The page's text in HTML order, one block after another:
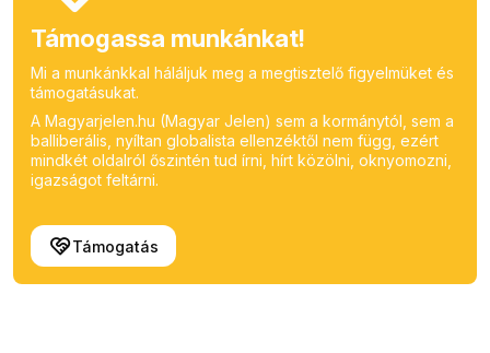
Támogassa munkánkat!
Mi a munkánkkal háláljuk meg a megtisztelő figyelmüket és
támogatásukat.
A Magyarjelen.hu (Magyar Jelen) sem a kormánytól, sem a
balliberális, nyíltan globalista ellenzéktől nem függ, ezért
mindkét oldalról őszintén tud írni, hírt közölni, oknyomozni,
igazságot feltárni.
Támogatás